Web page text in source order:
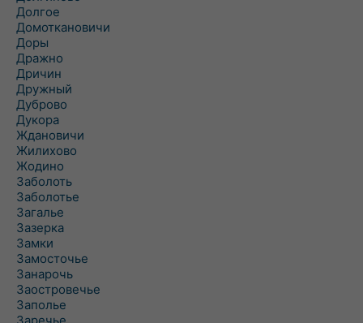
Долгое
Домоткановичи
Доры
Дражно
Дричин
Дружный
Дуброво
Дукора
Ждановичи
Жилихово
Жодино
Заболоть
Заболотье
Загалье
Зазерка
Замки
Замосточье
Занарочь
Заостровечье
Заполье